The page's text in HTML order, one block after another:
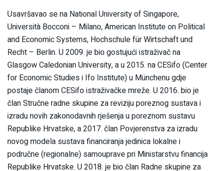
Usavršavao se na National University of Singapore,
Università Bocconi – Milano, American Institute on Political
and Economic Systems, Hochschule für Wirtschaft und
Recht – Berlin. U 2009. je bio gostujući istraživač na
Glasgow Caledonian University, a u 2015. na CESifo (Center
for Economic Studies i Ifo Institute) u Münchenu gdje
postaje članom CESifo istraživačke mreže. U 2016. bio je
član Stručne radne skupine za reviziju poreznog sustava i
izradu novih zakonodavnih rješenja u poreznom sustavu
Republike Hrvatske, a 2017. član Povjerenstva za izradu
novog modela sustava financiranja jedinica lokalne i
područne (regionalne) samouprave pri Ministarstvu financija
Republike Hrvatske. U 2018. je bio član Radne skupine za